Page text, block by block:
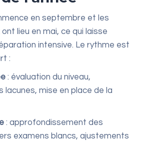
en septembre et les
lieu en mai, ce qui laisse
intensive. Le rythme est
:
: évaluation du niveau,
lacunes, mise en place de la
: approfondissement des
examens blancs, ajustements